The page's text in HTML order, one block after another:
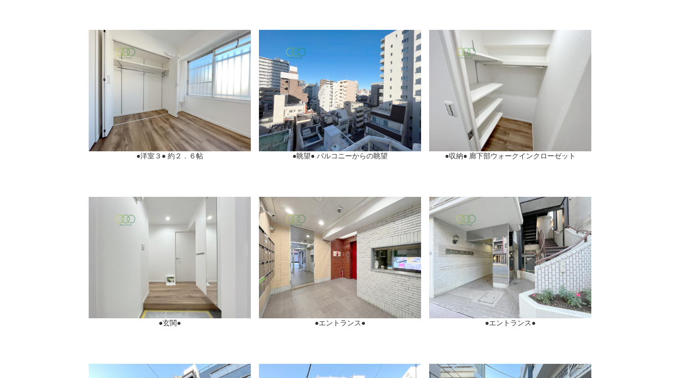
●洋室３● 約２．６帖 ●眺望● バルコニーからの眺望 ●収納● 廊下部ウォークインクローゼット
●玄関● ●エントランス● ●エントランス●